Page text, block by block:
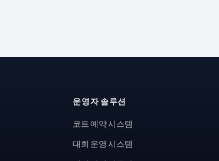
운영자 솔루션
코트 예약 시스템
대회 운영 시스템